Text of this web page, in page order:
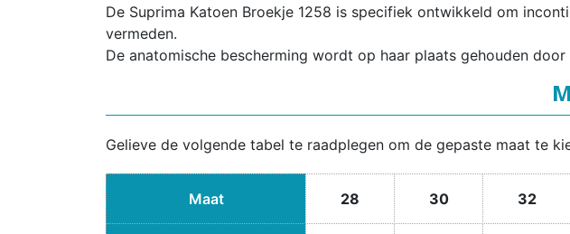
De Suprima Katoen Broekje 1258 is specifiek ontwikkeld om
vermeden.
De anatomische bescherming wordt op haar plaats gehouden
Gelieve de volgende tabel te raadplegen om de gepaste maat te
Maat 28 30 32